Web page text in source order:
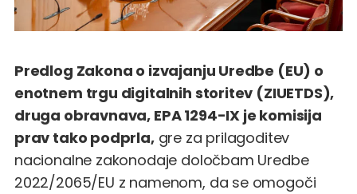
Predlog Zakona o izvajanju Uredbe (EU) o
enotnem trgu digitalnih storitev (ZIUETDS),
druga obravnava, EPA 1294-IX je komisija
prav tako podprla,gre za prilagoditev
nacionalne zakonodaje določbam Uredbe
2022/2065/EU z namenom, da se omogoči